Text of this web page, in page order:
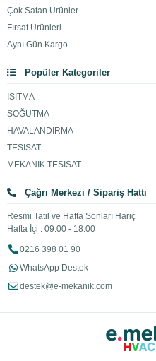
Çok Satan Ürünler
Fırsat Ürünleri
Aynı Gün Kargo
Popüler Kategoriler
ISITMA
SOĞUTMA
HAVALANDIRMA
TESİSAT
MEKANİK TESİSAT
Çağrı Merkezi / Sipariş Hattı
Resmi Tatil ve Hafta Sonları Hariç
Hafta İçi : 09:00 - 18:00
0216 398 01 90
WhatsApp Destek
destek@e-mekanik.com